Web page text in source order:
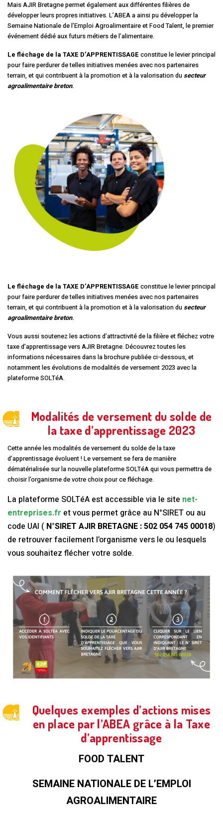
Mais AJIR Bretagne permet également aux différentes filières de
développer leurs propres initiatives. L’ABEA a ainsi pu développer la
Semaine Nationale de l’Emploi Agroalimentaire et Food Talent, le premier
événement dédié aux futurs métiers de l’alimentaire.
Le fléchage de la TAXE D’APPRENTISSAGE constitue le levier principal
pour faire perdurer de telles initiatives menées avec nos partenaires
terrain, et qui contribuent à la promotion et à la valorisation du secteur
agroalimentaire breton.
Le fléchage de la TAXE D’APPRENTISSAGE constitue le levier principal
pour faire perdurer de telles initiatives menées avec nos partenaires
terrain, et qui contribuent à la promotion et à la valorisation du secteur
agroalimentaire breton.
Vous aussi soutenez les actions d’attractivité de la filière et fléchez votre
taxe d’apprentissage vers AJIR Bretagne. Découvrez toutes les
informations nécessaires dans la brochure publiée ci-dessous, et
notamment les évolutions de modalités de versement 2023 avec la
plateforme SOLTéA.
Modalités de versement du solde de
la taxe d’apprentissage 2023
Cette année les modalités de versement du solde de la taxe
d’apprentissage évoluent ! Le versement se fera de manière
dématérialisée sur la nouvelle plateforme SOLTéA qui vous permettra de
choisir l’organisme de votre choix pour ce fléchage.
La plateforme SOLTéA est accessible via le site net-
entreprises.fr et vous permet grâce au N°SIRET ou au
code UAI ( N°SIRET AJIR BRETAGNE : 502 054 745 00018)
de retrouver facilement l’organisme vers le ou lesquels
vous souhaitez flécher votre solde.
Quelques exemples d’actions mises
en place par l’ABEA grâce à la Taxe
d’apprentissage
FOOD TALENT
SEMAINE NATIONALE DE L’EMPLOI
AGROALIMENTAIRE